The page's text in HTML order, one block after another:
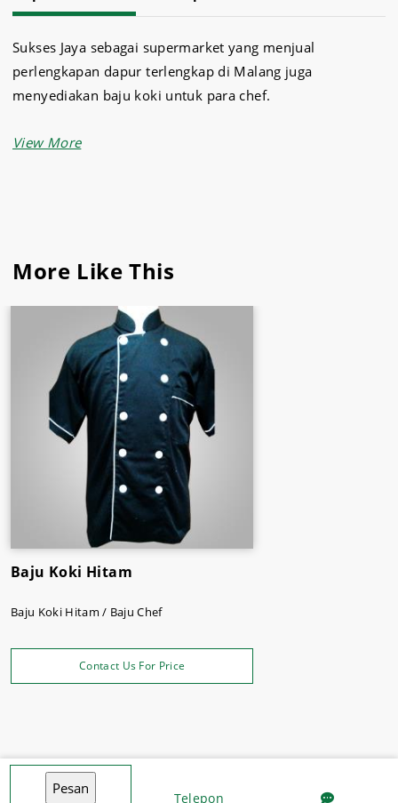
Sukses Jaya sebagai supermarket yang menjual
perlengkapan dapur terlengkap di Malang juga
menyediakan baju koki untuk para chef.
Baju koki yang dijual oleh sukses jaya yaitu
jenis makanan dan minuman impor yang dapat Anda beli
masakan, dan lain lain.
Belanja kebutuhan rumah tangga, café dan restoran
dengan aman dan nyaman, Sukses jaya Malang
yang tepat.
Telepon
More Like This
Baju Koki Hitam
Baju Koki Hitam / Baju Chef
Contact Us For Price